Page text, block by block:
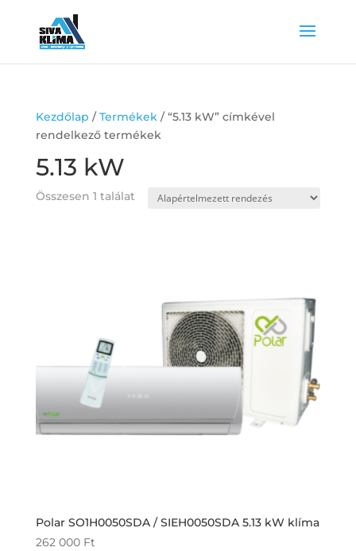
Kezdőlap /Termékek/ “5.13 kW” címkével
rendelkező termékek
5.13 kW
Összesen 1 találat
Polar SO1H0050SDA / SIEH0050SDA 5.13 kW klíma
262 000 Ft